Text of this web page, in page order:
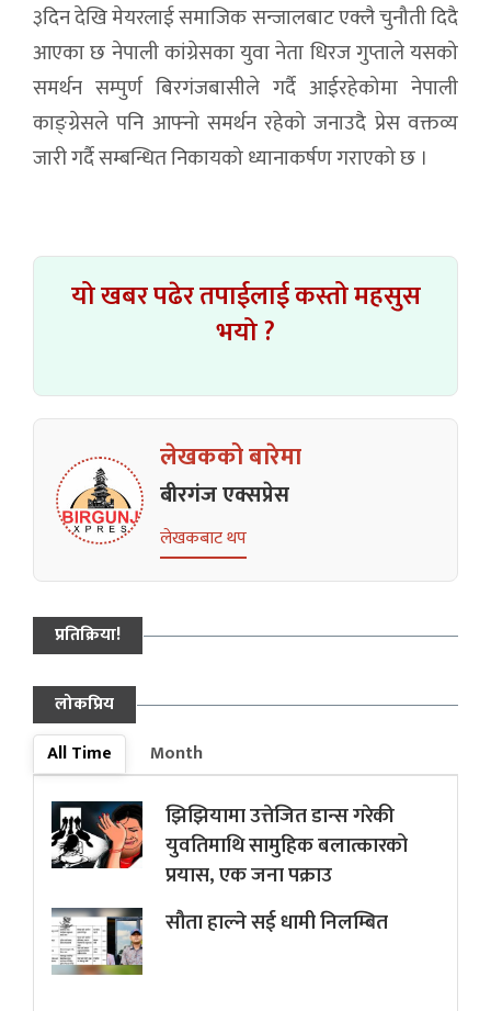
३दिन देखि मेयरलाई समाजिक सन्जालबाट एक्लै चुनौती दिदै
आएका छ नेपाली कांग्रेसका युवा नेता धिरज गुप्ताले यसको
समर्थन सम्पुर्ण बिरगंजबासीले गर्दै आईरहेकोमा नेपाली
काङ्ग्रेसले पनि आफ्नो समर्थन रहेको जनाउदै प्रेस वक्तव्य
जारी गर्दै सम्बन्धित निकायको ध्यानाकर्षण गराएको छ ।
यो खबर पढेर तपाईलाई कस्तो महसुस
भयो ?
लेखकको बारेमा
बीरगंज एक्सप्रेस
लेखकबाट थप
प्रतिक्रिया!
लोकप्रिय
All Time
Month
झिझियामा उत्तेजित डान्स गरेकी
युवतिमाथि सामुहिक बलात्कारको
प्रयास, एक जना पक्राउ
सौता हाल्ने सई धामी निलम्बित